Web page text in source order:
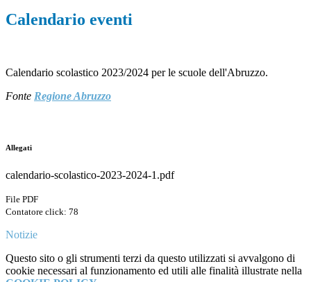
Calendario eventi
Calendario scolastico 2023/2024 per le scuole dell'Abruzzo.
Fonte Regione Abruzzo
Allegati
calendario-scolastico-2023-2024-1.pdf
File PDF
Contatore click: 78
Notizie
Questo sito o gli strumenti terzi da questo utilizzati si avvalgono di
cookie necessari al funzionamento ed utili alle finalità illustrate nella